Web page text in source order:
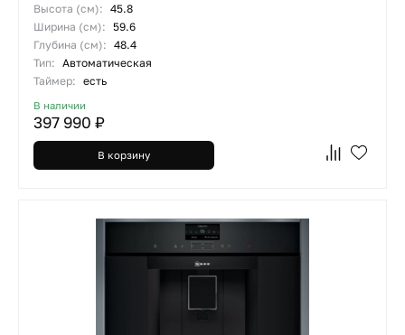
Высота (см): 45.8
Ширина (см): 59.6
Глубина (см): 48.4
Тип: Автоматическая
Таймер: есть
В наличии
397 990 ₽
В корзину